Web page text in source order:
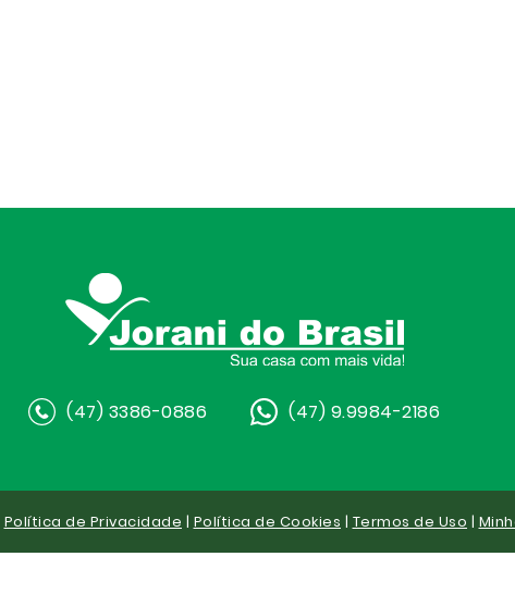
(47) 3386-0886 (47) 9.9984-2186
Política de Privacidade | Política de Cookies | Termos de Uso |